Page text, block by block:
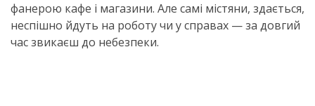
фанерою кафе і магазини. Але самі містяни, здається,
неспішно йдуть на роботу чи у справах — за довгий
час звикаєш до небезпеки.